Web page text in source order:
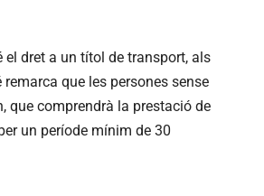
dret a un títol de transport, als
que les persones sense
que comprendrà la prestació de
un període mínim de 30